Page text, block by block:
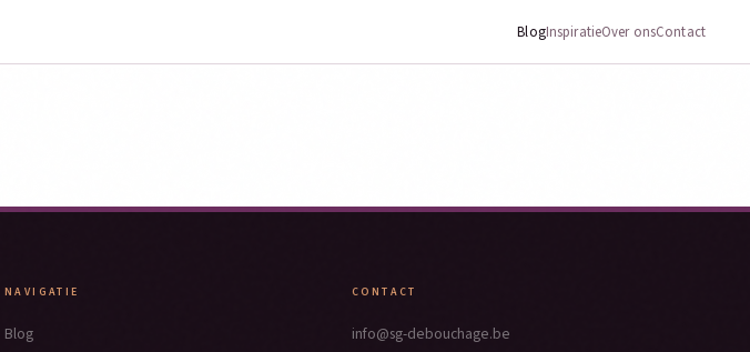
BlogInspiratieOver onsContact
NAVIGATIE
Blog
CONTACT
info@sg-debouchage.be